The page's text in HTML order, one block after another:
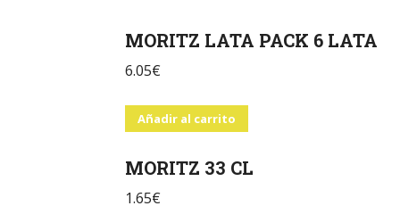
MORITZ LATA PACK 6 LATA
6.05€
Añadir al carrito
MORITZ 33 CL
1.65€